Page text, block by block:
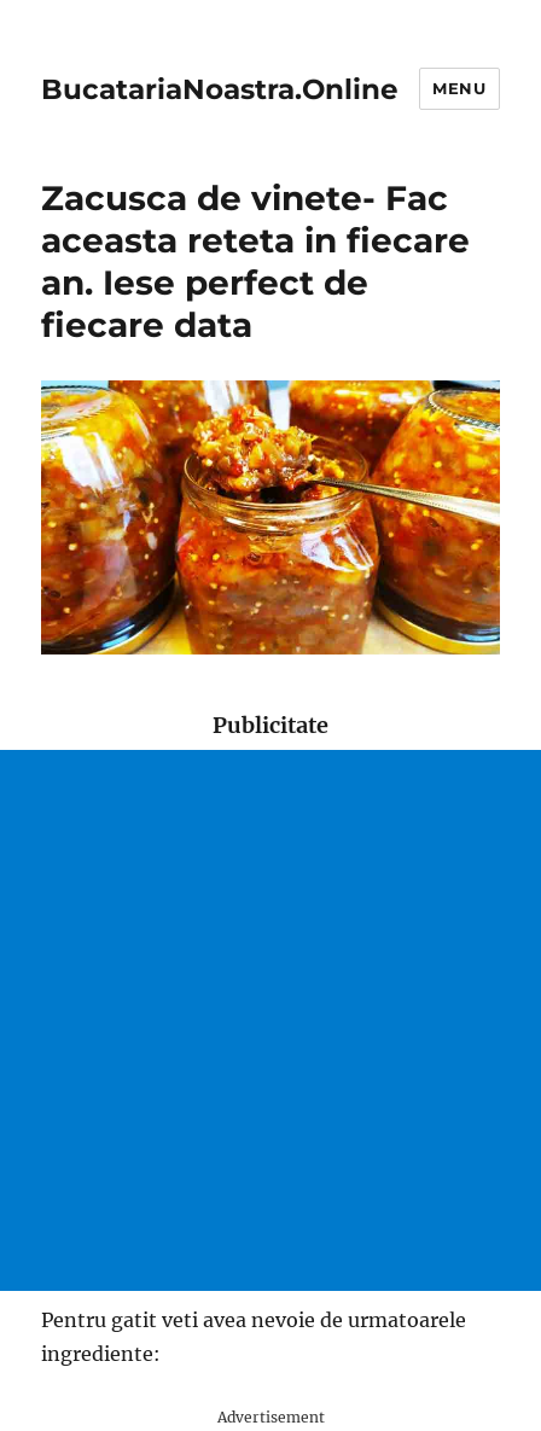
BucatariaNoastra.Online MENU
Zacusca de vinete- Fac
aceasta reteta in fiecare
an. Iese perfect de
fiecare data
Publicitate
Pentru gatit veti avea nevoie de urmatoarele
ingrediente:
Advertisement